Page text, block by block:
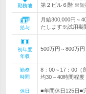
勤務地
第２ビル６階 ※短
給与
月給300,000円～
たします※試用期
初年度
年収
500万円～800万円
勤務
時間
8：00～17：00（
均30～40時間程度
休日
■年間休日125日■